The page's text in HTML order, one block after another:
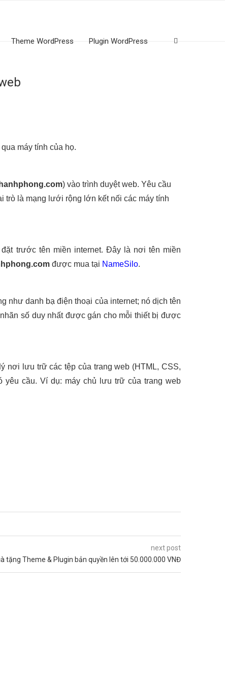
Theme WordPress Plugin WordPress
máy tính của họ.
) vào trình duyệt web. Yêu cầu
trò là mạng lưới rộng lớn kết nối các máy tính
trước tên miền internet. Đây là nơi tên miền
được mua tại NameSilo.
như danh bạ điện thoại của internet; nó dịch tên
số duy nhất được gán cho mỗi thiết bị được
nơi lưu trữ các tệp của trang web (HTML, CSS,
yêu cầu. Ví dụ: máy chủ lưu trữ của trang web
next post
tặng Theme & Plugin bản quyền lên tới 50.000.000 VNĐ